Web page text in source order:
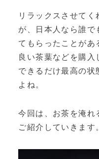
リラックスさせてく
が、日本人なら誰で
てもらったことがあ
良い茶葉などを購入
できるだけ最高の状
よね。
今回は、お茶を淹れ
ご紹介していきます